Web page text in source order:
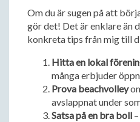
Om du är sugen på att
gör det! Det är enklare än
konkreta tips från mig till
Hitta en lokal
många erbjuder
Prova beachvolley
avslappnat under
Satsa på en bra boll